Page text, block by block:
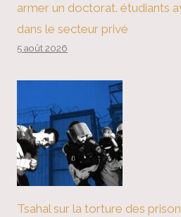
armer un doctorat. étudiants
dans le secteur privé
5 août 2026
Tsahal sur la torture des